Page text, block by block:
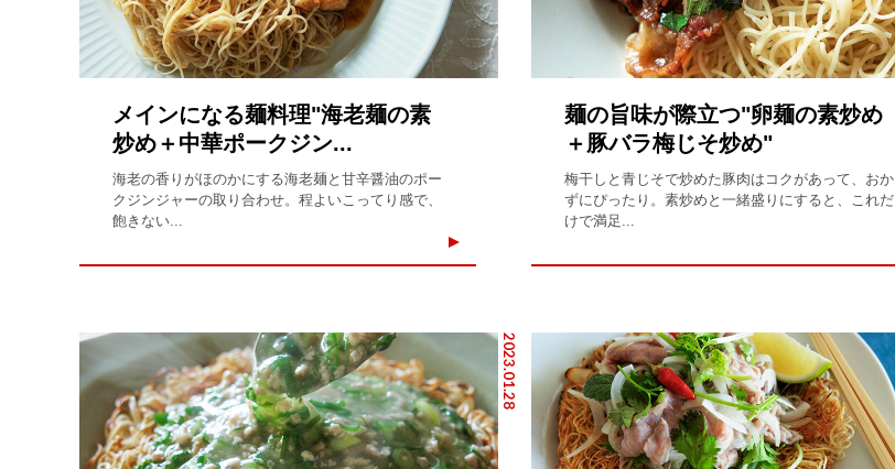
メインになる麺料理"海老麺の素
炒め＋中華ポークジン...
海老の香りがほのかにする海老麺と甘辛醤油のポー
クジンジャーの取り合わせ。程よいこってり感で、
飽きない...
麺の旨味が際立つ"卵麺の素炒め
＋豚バラ梅じそ炒め"
梅干しと青じそで炒めた豚肉はコクがあって、おか
ずにぴったり。素炒めと一緒盛りにすると、これだ
けで満足...
2023.01.28